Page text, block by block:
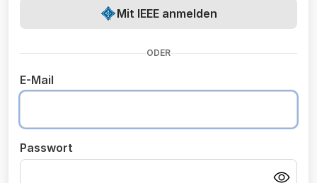
Mit IEEE anmelden
ODER
E-Mail
Passwort